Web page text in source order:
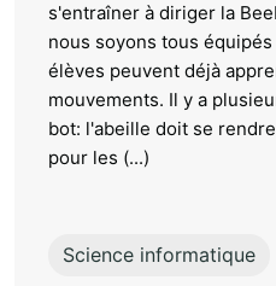
s'entraîner à diriger la
nous soyons tous
élèves peuvent déjà
mouvements. Il y a
bot: l'abeille doit se
pour les (...)
Science informatique